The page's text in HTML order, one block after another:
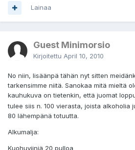
Lainaa
Guest Minimorsio
Kirjoitettu April 10, 2010
No niin, lisäänpä tähän nyt sitten
tarkensimme niitä. Sanokaa mitä mieltä
kauhukuva on tietenkin, että juomat
tulee siis n. 100 vierasta, joista alkoholia
80 lähempänä totuutta.
Alkumalja:
Kuohuviiniä 20 pulloa